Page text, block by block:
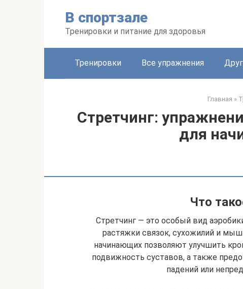
В спортзале
Тренировки и питание для здоровья
Тренировки Все упражнения
Главная »
Стретчинг:
для
Что
Стретчинг — это особый вид
растяжки связок, сухожилий и
начинающих позволяют улучшить
подвижность суставов, а также
падений или